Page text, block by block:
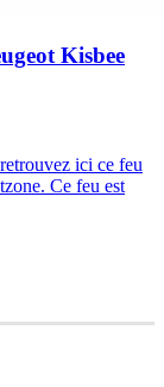
Kisbee
ici ce feu
Ce feu est